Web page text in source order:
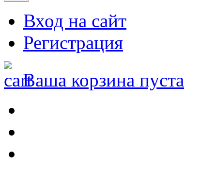
Вход на сайт
Регистрация
Ваша корзина пуста